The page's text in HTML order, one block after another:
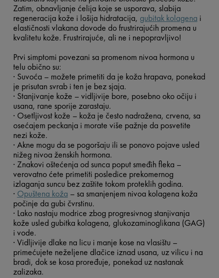
Zatim, obnavljanje ćelija koje se usporava, slabija
regeneracija kože i lošija hidratacija, gubitak kolagena i
elastičnosti vlakana dovode do frustrirajućih promena u
kvalitetu kože. Frustrirajuće, ali ne i nepopravljivo!
Prvi simptomi povezani sa promenom nivoa hormona u
telu obično su:
· Suvoća – možete primetiti da je koža hrapava, ponekad
je prisutan svrab i ten je bez sjaja.
· Stanjivanje kože – vidljivije bore, posebno oko očiju i
usana, rane sporije zarastaju.
· Osetljivost kože – koža je često nadražena, crvena, sa
osećajem peckanja i morate više pažnje da posvetite
nezi kože.
· Akne mogu da se pogoršaju ili se ponovo pojave usled
nižeg nivoa ženskih hormona.
· Znakovi oštećenja od sunca poput smeđih fleka –
verovatno ćete primetiti posledice prekomernog
izlaganja suncu bez zaštite tokom proteklih godina.
· Opuštena koža – sa smanjenjem nivoa kolagena koža
počinje da gubi čvrstinu.
· Lako nastaju modrice zbog progresivnog stanjivanja
kože usled gubitka kolagena, glukozaminoglikana (GAG)
i vode.
· Vidljivije dlake na licu i manje kose na vlasištu –
primećujete neželjene dlačice iznad usana, uz vilicu i na
bradi, dok se kosa proređuje, ponekad uz nastanak
zalizaka.